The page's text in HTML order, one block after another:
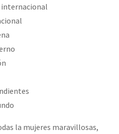
internacional
la mujeres maravillosas,